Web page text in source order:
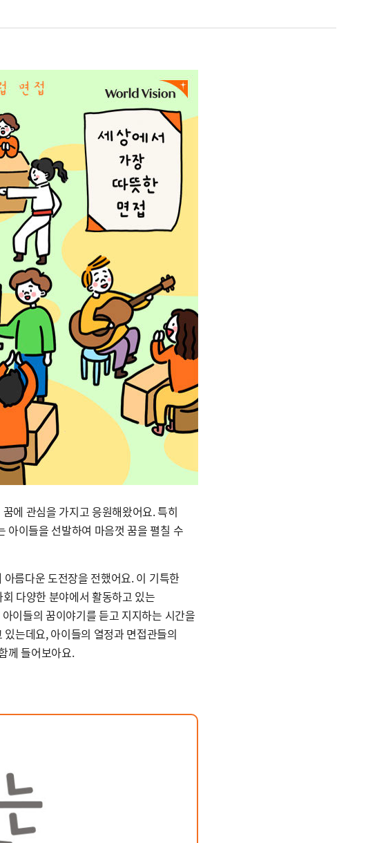
에 관심을 가지고 응원해왔어요. 특히
아이들을 선발하여 마음껏 꿈을 펼칠 수
름다운 도전장을 전했어요. 이 기특한
다양한 분야에서 활동하고 있는
이들의 꿈이야기를 듣고 지지하는 시간을
는데요, 아이들의 열정과 면접관들의
께 들어보아요.